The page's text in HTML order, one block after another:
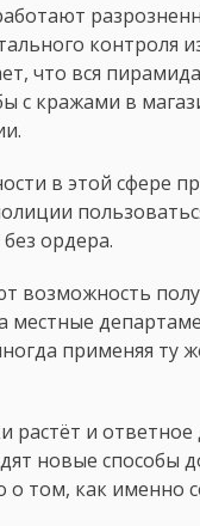
контроля
что вся
с кражами в
в этой сфере
ордера.
возможность
местные
применяя ту
растёт и
новые способы
том, как именно